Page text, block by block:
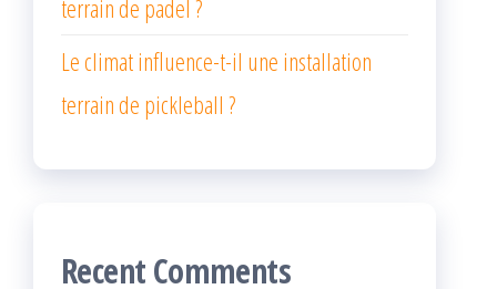
terrain de padel ?
Le climat influence-t-il une installation
terrain de pickleball ?
Recent Comments